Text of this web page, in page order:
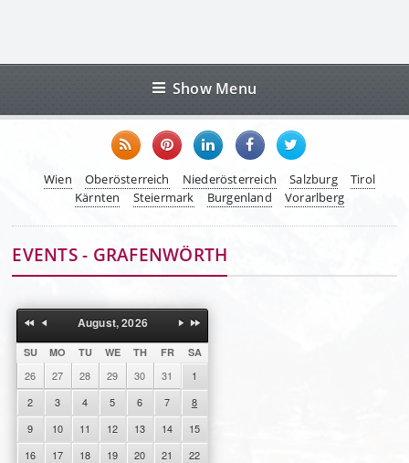
Show Menu
Wien Oberösterreich Niederösterreich Salzburg
Tirol
Kärnten
Steiermark Burgenland Vorarlberg
EVENTS - GRAFENWÖRTH
August, 2026
SU MO TU WE TH FR SA
26 27 28 29 30 31
1
2
3 4 5 6 7
8
9
10 11 12 13 14
15
16
17 18 19 20 21
22